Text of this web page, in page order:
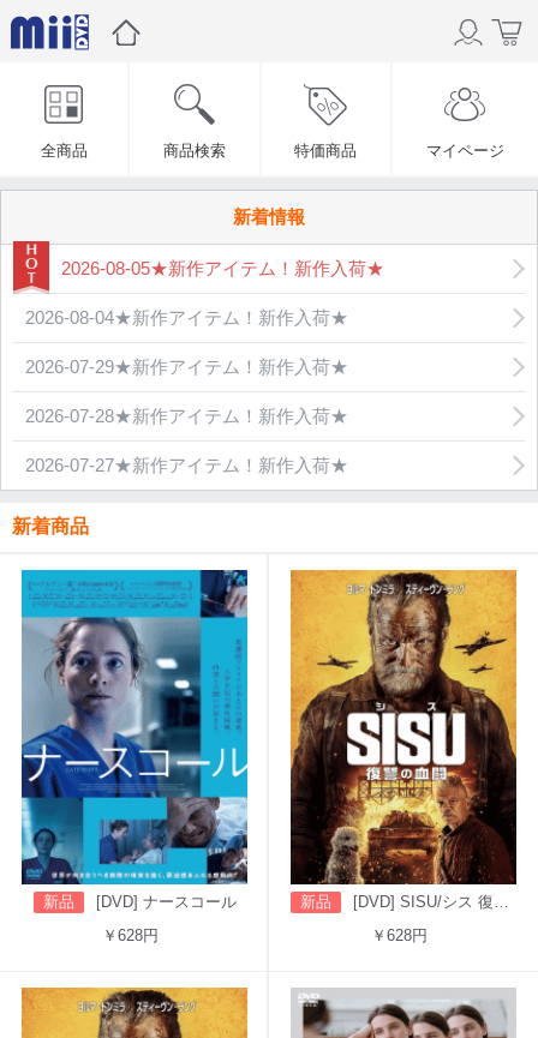
全商品 商品検索 特価商品 マイページ
新着情報
2026-08-05★新作アイテム！新作入荷★
2026-08-04★新作アイテム！新作入荷★
2026-07-29★新作アイテム！新作入荷★
2026-07-28★新作アイテム！新作入荷★
2026-07-27★新作アイテム！新作入荷★
新着商品
新品
[DVD] ナースコール
￥628円
新品
[DVD] SISU/シス 復讐の血闘（吹替版）
￥628円